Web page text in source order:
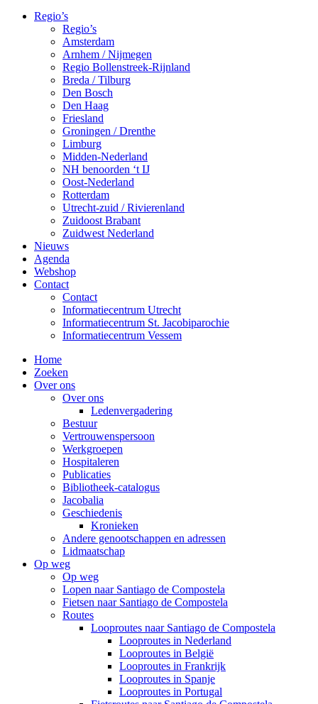
Regio’s
Regio’s
Amsterdam
Arnhem / Nijmegen
Regio Bollenstreek-Rijnland
Breda / Tilburg
Den Bosch
Den Haag
Friesland
Groningen / Drenthe
Limburg
Midden-Nederland
NH benoorden ‘t IJ
Oost-Nederland
Rotterdam
Utrecht-zuid / Rivierenland
Zuidoost Brabant
Zuidwest Nederland
Nieuws
Agenda
Webshop
Contact
Contact
Informatiecentrum Utrecht
Informatiecentrum St. Jacobiparochie
Informatiecentrum Vessem
Home
Zoeken
Over ons
Over ons
Ledenvergadering
Bestuur
Vertrouwenspersoon
Werkgroepen
Hospitaleren
Publicaties
Bibliotheek-catalogus
Jacobalia
Geschiedenis
Kronieken
Andere genootschappen en adressen
Lidmaatschap
Op weg
Op weg
Lopen naar Santiago de Compostela
Fietsen naar Santiago de Compostela
Routes
Looproutes naar Santiago de Compostela
Looproutes in Nederland
Looproutes in België
Looproutes in Frankrijk
Looproutes in Spanje
Looproutes in Portugal